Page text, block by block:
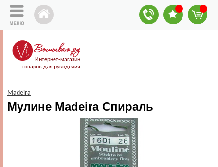
Интернет-магазин
товаров для рукоделия
Madeira
Мулине Madeira Спираль